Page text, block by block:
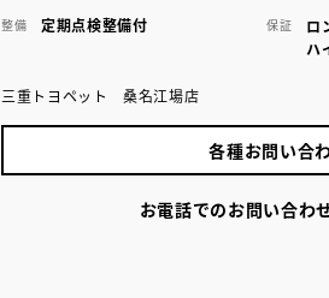
整備 定期点検整備付 保証
ロ
ハ
三重トヨペット 桑名江場店
各種お問い合
お電話でのお問い合わ